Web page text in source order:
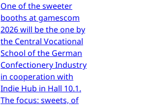
One of the sweeter
booths at gamescom
2026 will be the one by
the Central Vocational
School of the German
Confectionery Industry
in cooperation with
Indie Hub in Hall 10.1.
The focus: sweets, of